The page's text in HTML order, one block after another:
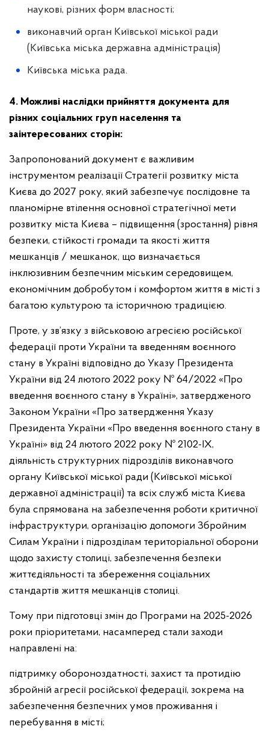
наукові, різних форм власності;
виконавчий орган Київської міської ради
(Київська міська державна адміністрація)
Київська міська рада.
4. Можливі наслідки прийняття документа для
різних соціальних груп населення та
заінтересованих сторін:
Запропонований документ є важливим
інструментом реалізації Стратегії розвитку міста
Києва до 2027 року, який забезпечує послідовне та
планомірне втілення основної стратегічної мети
розвитку міста Києва – підвищення (зростання) рівня
безпеки, стійкості громади та якості життя
мешканців / мешканок, що визначається
інклюзивним безпечним міським середовищем,
економічним добробутом і комфортом життя в місті з
багатою культурою та історичною традицією.
Проте, у зв’язку з військовою агресією російської
федерації проти України та введенням воєнного
стану в Україні відповідно до Указу Президента
України від 24 лютого 2022 року № 64/2022 «Про
введення воєнного стану в Україні», затвердженого
Законом України «Про затвердження Указу
Президента України «Про введення воєнного стану в
Україні» від 24 лютого 2022 року № 2102-ІХ,
діяльність структурних підрозділів виконавчого
органу Київської міської ради (Київської міської
державної адміністрації) та всіх служб міста Києва
була спрямована на забезпечення роботи критичної
інфраструктури, організацію допомоги Збройним
Силам України і підрозділам територіальної оборони
щодо захисту столиці, забезпечення безпеки
життєдіяльності та збереження соціальних
стандартів життя мешканців столиці.
Тому при підготовці змін до Програми на 2025-2026
роки пріоритетами, насамперед стали заходи
направлені на:
підтримку обороноздатності, захист та протидію
збройній агресії російської федерації, зокрема на
забезпечення безпечних умов проживання і
перебування в місті;